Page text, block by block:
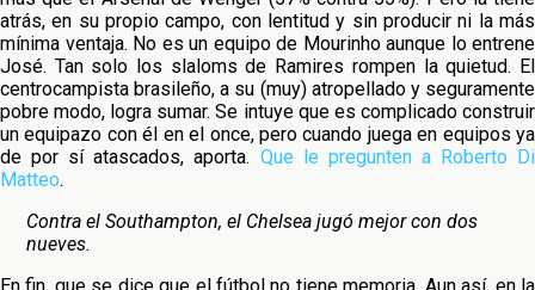
atrás, en su propio campo, con lentitud y sin producir ni la más
mínima ventaja. No es un equipo de Mourinho aunque lo entrene
José. Tan solo los slaloms de Ramires rompen la quietud. El
centrocampista brasileño, a su (muy) atropellado y seguramente
pobre modo, logra sumar. Se intuye que es complicado construir
un equipazo con él en el once, pero cuando juega en equipos ya
de por sí atascados, aporta. Que le pregunten a Roberto Di
Matteo.
Contra el Southampton, el Chelsea jugó mejor con dos
nueves.